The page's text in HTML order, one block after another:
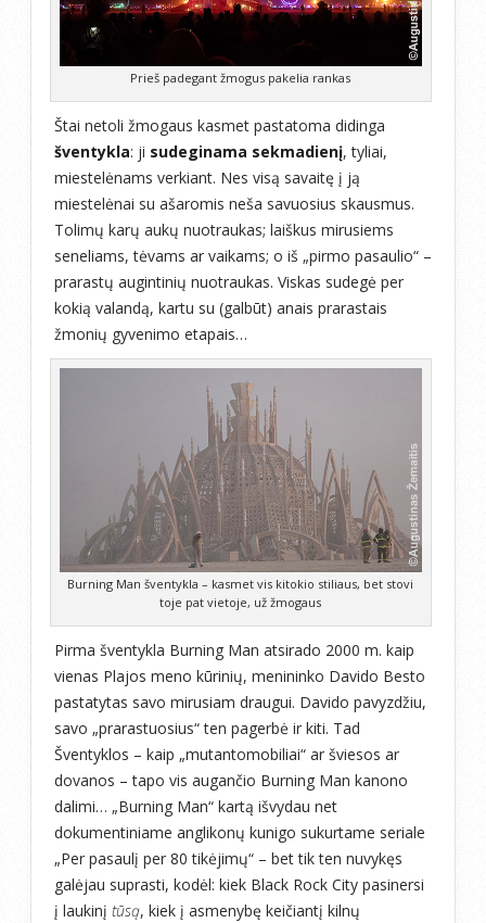
Prieš padegant žmogus pakelia rankas
Štai netoli žmogaus kasmet pastatoma didinga
šventykla: ji sudeginama sekmadienį, tyliai,
miestelėnams verkiant. Nes visą savaitę į ją
miestelėnai su ašaromis neša savuosius skausmus.
Tolimų karų aukų nuotraukas; laiškus mirusiems
seneliams, tėvams ar vaikams; o iš „pirmo pasaulio“ –
prarastų augintinių nuotraukas. Viskas sudegė per
kokią valandą, kartu su (galbūt) anais prarastais
žmonių gyvenimo etapais…
Burning Man šventykla – kasmet vis kitokio stiliaus, bet stovi
toje pat vietoje, už žmogaus
Pirma šventykla Burning Man atsirado 2000 m. kaip
vienas Plajos meno kūrinių, menininko Davido Besto
pastatytas savo mirusiam draugui. Davido pavyzdžiu,
savo „prarastuosius“ ten pagerbė ir kiti. Tad
Šventyklos – kaip „mutantomobiliai“ ar šviesos ar
dovanos – tapo vis augančio Burning Man kanono
dalimi… „Burning Man“ kartą išvydau net
dokumentiniame anglikonų kunigo sukurtame seriale
„Per pasaulį per 80 tikėjimų“ – bet tik ten nuvykęs
galėjau suprasti, kodėl: kiek Black Rock City pasinersi
į laukinį tūsą, kiek į asmenybę keičiantį kilnų